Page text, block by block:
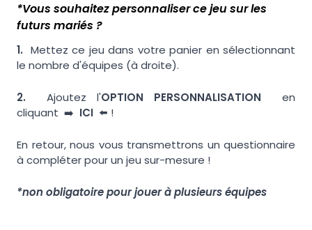
*Vous souhaitez personnaliser ce jeu sur les
futurs mariés ?
1. Mettez ce jeu dans votre panier en sélectionnant
le nombre d'équipes (à droite).
2. Ajoutez l'OPTION PERSONNALISATION
en
cliquant ➡️ ICI ⬅️ !
En retour, nous vous transmettrons un questionnaire
à compléter pour un jeu sur-mesure !
*non obligatoire pour jouer à plusieurs équipes